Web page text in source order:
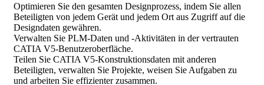
Optimieren Sie den gesamten Designprozess, indem Sie allen
Beteiligten von jedem Gerät und jedem Ort aus Zugriff auf die
Designdaten gewähren.
Verwalten Sie PLM-Daten und -Aktivitäten in der vertrauten
CATIA V5-Benutzeroberfläche.
Teilen Sie CATIA V5-Konstruktionsdaten mit anderen
Beteiligten, verwalten Sie Projekte, weisen Sie Aufgaben zu
und arbeiten Sie effizienter zusammen.